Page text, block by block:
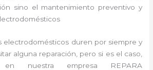
sino el mantenimiento preventivo y
electrodomésticos duren por siempre y
alguna reparación, pero si es el caso,
nuestra empresa REPARA